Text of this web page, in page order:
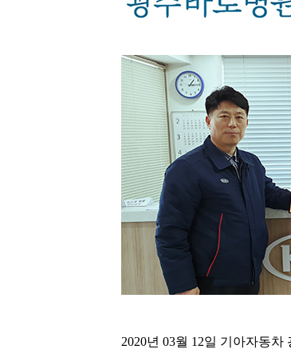
2020년 03월 12일 기아자동